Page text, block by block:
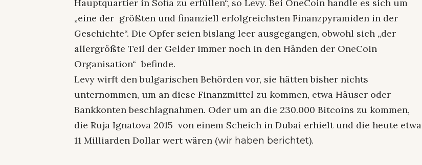
Hauptquartier in Sofia zu erfüllen“, so Levy. Bei OneCoin handle es sich um
„eine der größten und finanziell erfolgreichsten Finanzpyramiden in der
Geschichte“. Die Opfer seien bislang leer ausgegangen, obwohl sich „der
allergrößte Teil der Gelder immer noch in den Händen der OneCoin
Organisation“ befinde.
Levy wirft den bulgarischen Behörden vor, sie hätten bisher nichts
unternommen, um an diese Finanzmittel zu kommen, etwa Häuser oder
Bankkonten beschlagnahmen. Oder um an die 230.000 Bitcoins zu kommen,
die Ruja Ignatova 2015 von einem Scheich in Dubai erhielt und die heute etwa
11 Milliarden Dollar wert wären (wir haben berichtet).